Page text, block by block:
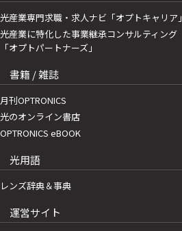
光産業専門求職・求人ナビ「オプトキャリア」
光産業に特化した事業継承コンサルティング
「オプトパートナーズ」
書籍 / 雑誌
月刊OPTRONICS
光のオンライン書店
OPTRONICS eBOOK
光用語
レンズ辞典＆事典
運営サイト